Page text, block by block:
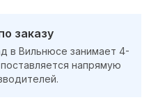
заказу
в Вильнюсе занимает 4-
напрямую